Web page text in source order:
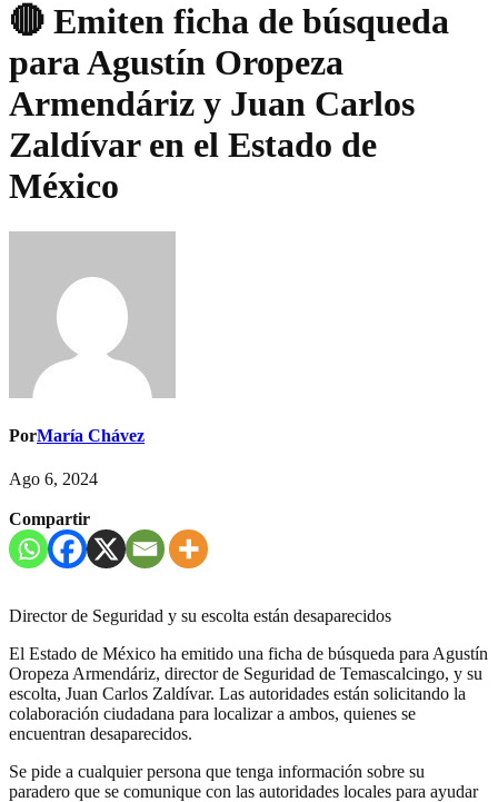
🔴 Emiten ficha de búsqueda
para Agustín Oropeza
Armendáriz y Juan Carlos
Zaldívar en el Estado de
México
PorMaría Chávez
Ago 6, 2024
Compartir
Director de Seguridad y su escolta están desaparecidos
El Estado de México ha emitido una ficha de búsqueda para Agustín
Oropeza Armendáriz, director de Seguridad de Temascalcingo, y su
escolta, Juan Carlos Zaldívar. Las autoridades están solicitando la
colaboración ciudadana para localizar a ambos, quienes se
encuentran desaparecidos.
Se pide a cualquier persona que tenga información sobre su
paradero que se comunique con las autoridades locales para ayudar